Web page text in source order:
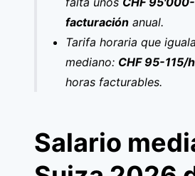
facturación anual.
Tarifa horaria que
mediano: CHF 95-115/h
horas facturables.
Salario